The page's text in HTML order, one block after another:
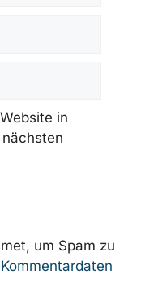
in